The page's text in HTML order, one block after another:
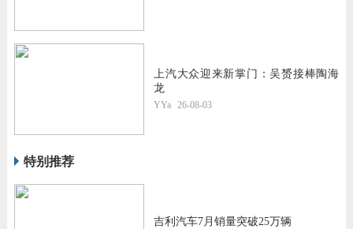
上汽大众迎来新掌门：吴赟接棒陶海
龙
YYa 26-08-03
特别推荐
吉利汽车7月销量突破25万辆